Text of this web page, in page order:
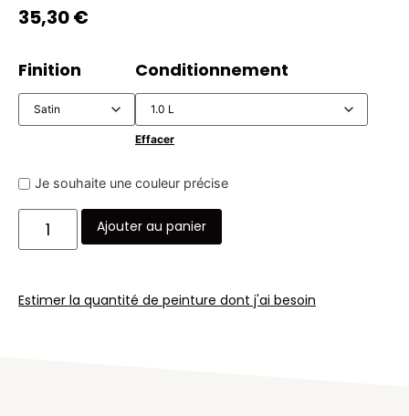
35,30 €
Finition Conditionnement
Effacer
Je souhaite une couleur précise
Ajouter au panier
Estimer la quantité de peinture dont j'ai besoin